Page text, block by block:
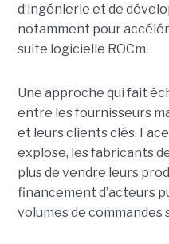
d’ingénierie et de
notamment pour
suite logicielle ROCm.
Une approche qui fait
entre les fournisseurs
et leurs clients clés.
explose, les fabricants
plus de vendre leurs
financement d’acteurs
volumes de commandes